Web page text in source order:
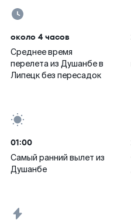
около 4 часов
Среднее время
перелета из Душанбе в
Липецк без пересадок
01:00
Самый ранний вылет из
Душанбе